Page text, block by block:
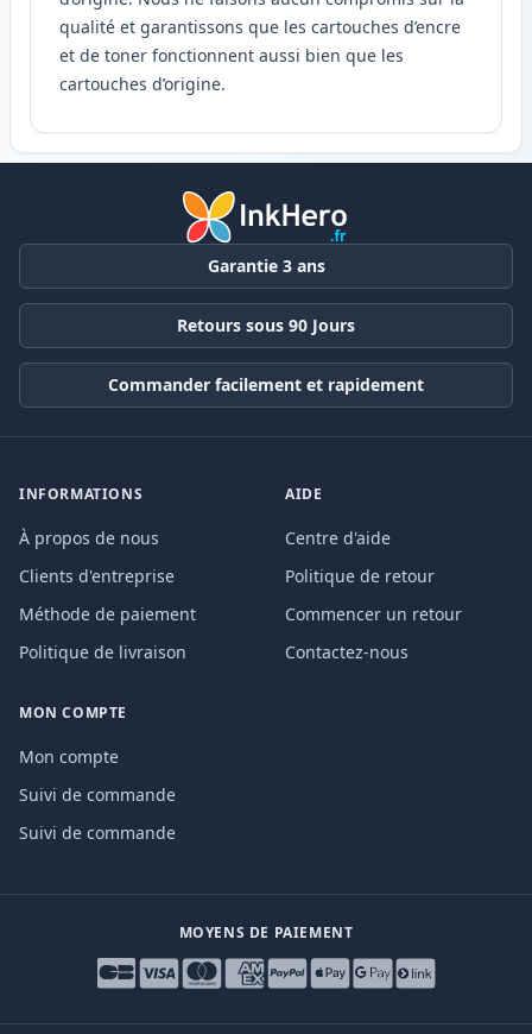
qualité et garantissons que les cartouches d’encre
et de toner fonctionnent aussi bien que les
cartouches d’origine.
Garantie 3 ans
Retours sous 90 Jours
Commander facilement et rapidement
INFORMATIONS
À propos de nous
Clients d'entreprise
Méthode de paiement
Politique de livraison
AIDE
Centre d'aide
Politique de retour
Commencer un retour
Contactez-nous
MON COMPTE
Mon compte
Suivi de commande
Suivi de commande
MOYENS DE PAIEMENT